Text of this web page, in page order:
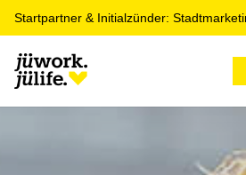
Startpartner & Initialzünder: